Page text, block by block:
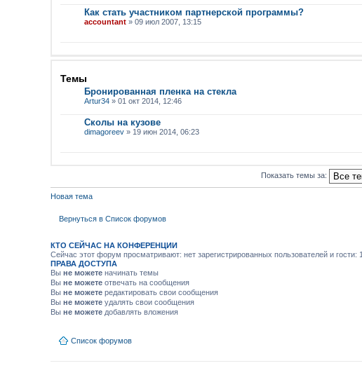
Как стать участником партнерской программы?
accountant » 09 июл 2007, 13:15
Темы
Бронированная пленка на стекла
Artur34 » 01 окт 2014, 12:46
Сколы на кузове
dimagoreev » 19 июн 2014, 06:23
Показать темы за:
Новая тема
Вернуться в Список форумов
КТО СЕЙЧАС НА КОНФЕРЕНЦИИ
Сейчас этот форум просматривают: нет зарегистрированных пользователей и гости: 1
ПРАВА ДОСТУПА
Вы не можете начинать темы
Вы не можете отвечать на сообщения
Вы не можете редактировать свои сообщения
Вы не можете удалять свои сообщения
Вы не можете добавлять вложения
Список форумов